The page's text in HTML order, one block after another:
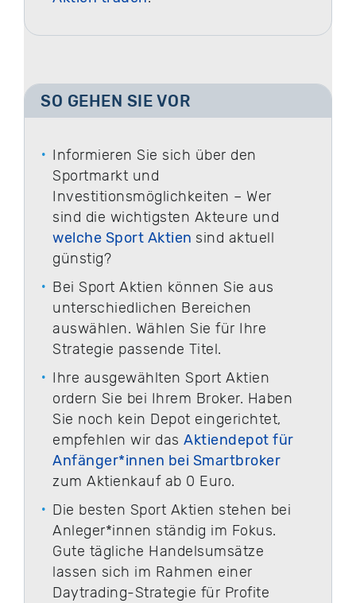
SO GEHEN SIE VOR
Informieren Sie sich über den
Sportmarkt und
Investitionsmöglichkeiten – Wer
sind die wichtigsten Akteure und
welche Sport Aktien sind aktuell
günstig?
Bei Sport Aktien können Sie aus
unterschiedlichen Bereichen
auswählen. Wählen Sie für Ihre
Strategie passende Titel.
Ihre ausgewählten Sport Aktien
ordern Sie bei Ihrem Broker. Haben
Sie noch kein Depot eingerichtet,
empfehlen wir das Aktiendepot für
Anfänger*innen bei Smartbroker
zum Aktienkauf ab 0 Euro.
Die besten Sport Aktien stehen bei
Anleger*innen ständig im Fokus.
Gute tägliche Handelsumsätze
lassen sich im Rahmen einer
Daytrading-Strategie für Profite